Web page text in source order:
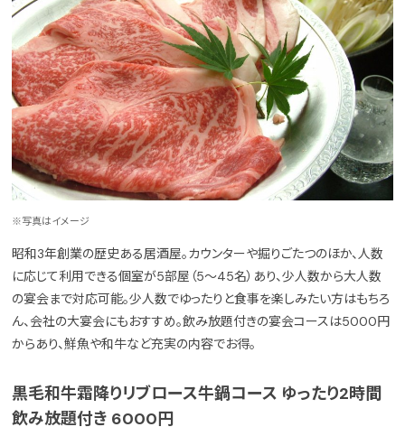
※写真はイメージ
昭和3年創業の歴史ある居酒屋。カウンターや掘りごたつのほか、人数
に応じて利用できる個室が5部屋（5～45名）あり、少人数から大人数
の宴会まで対応可能。少人数でゆったりと食事を楽しみたい方はもちろ
ん、会社の大宴会にもおすすめ。飲み放題付きの宴会コースは5000円
からあり、鮮魚や和牛など充実の内容でお得。
黒毛和牛霜降りリブロース牛鍋コース ゆったり2時間
飲み放題付き 6000円